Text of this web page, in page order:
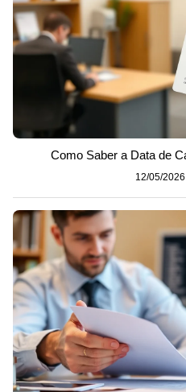
Como Saber a Data de
12/05/